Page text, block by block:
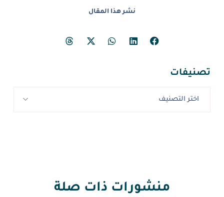
نشر هذا المقال
تصنيفات
اختر التصنيف
منشورات ذات صلة